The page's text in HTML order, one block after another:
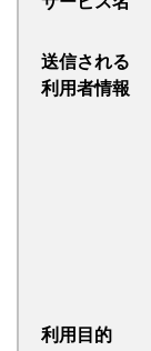
送信される
利用者情報
利用目的